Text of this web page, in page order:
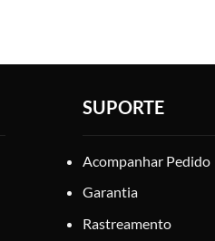
SUPORTE
Acompanhar Pedido
Garantia
Rastreamento